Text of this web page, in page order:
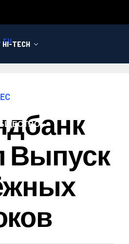
HI-TECH
Выпуск